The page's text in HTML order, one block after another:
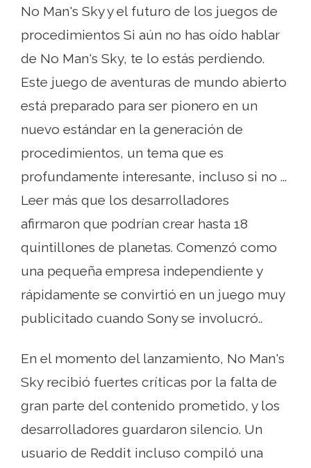
No Man's Sky y el futuro de los juegos de
procedimientos Si aún no has oído hablar
de No Man's Sky, te lo estás perdiendo.
Este juego de aventuras de mundo abierto
está preparado para ser pionero en un
nuevo estándar en la generación de
procedimientos, un tema que es
profundamente interesante, incluso si no ...
Leer más que los desarrolladores
afirmaron que podrían crear hasta 18
quintillones de planetas. Comenzó como
una pequeña empresa independiente y
rápidamente se convirtió en un juego muy
publicitado cuando Sony se involucró..
En el momento del lanzamiento, No Man's
Sky recibió fuertes críticas por la falta de
gran parte del contenido prometido, y los
desarrolladores guardaron silencio. Un
usuario de Reddit incluso compiló una